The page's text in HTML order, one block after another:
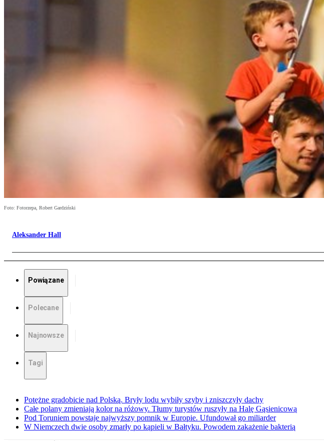
Foto: Fotorzepa, Robert Gardziński
Aleksander Hall
Powiązane
Polecane
Najnowsze
Tagi
Potężne gradobicie nad Polską. Bryły lodu wybiły szyby i zniszczyły dachy
Całe polany zmieniają kolor na różowy. Tłumy turystów ruszyły na Halę Gąsienicową
Pod Toruniem powstaje najwyższy pomnik w Europie. Ufundował go miliarder
W Niemczech dwie osoby zmarły po kąpieli w Bałtyku. Powodem zakażenie bakterią